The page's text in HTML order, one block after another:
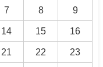
7 8 9
14 15 16
21 22 23